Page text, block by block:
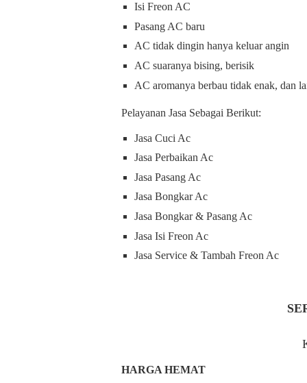
Isi Freon AC
Pasang AC baru
AC tidak dingin hanya keluar angin
AC suaranya bising, berisik
AC aromanya berbau tidak enak, dan
Pelayanan Jasa Sebagai Berikut:
Jasa Cuci Ac
Jasa Perbaikan Ac
Jasa Pasang Ac
Jasa Bongkar Ac
Jasa Bongkar & Pasang Ac
Jasa Isi Freon Ac
Jasa Service & Tambah Freon Ac
HARGA HEMAT